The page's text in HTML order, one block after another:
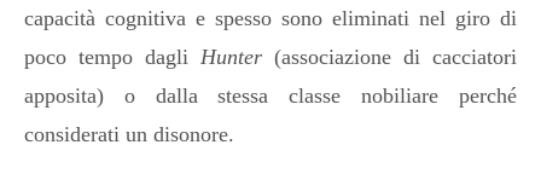
capacità cognitiva e spesso sono eliminati nel giro di
poco tempo dagli Hunter (associazione di cacciatori
apposita) o dalla stessa classe nobiliare perché
considerati un disonore.